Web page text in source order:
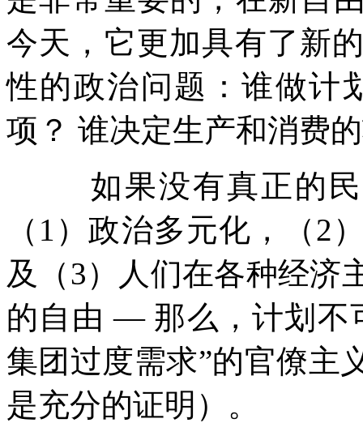
今天，它更加具有了新
性的政治问题：谁做计
项？ 谁决定生产和消费
如果没有真正的
（ 1 ）政治多元化，（2
及（3）人们在各种经济
的自由 — 那么，计划不
集团过度需求”的官僚主
是充分的证明）。